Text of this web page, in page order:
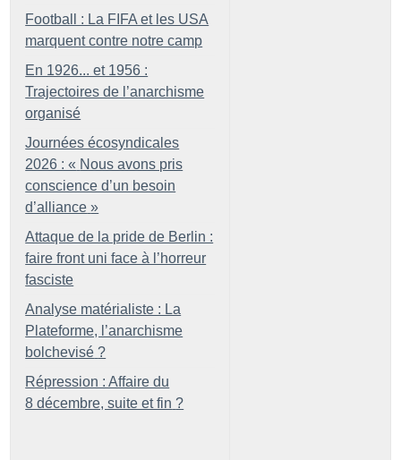
Football : La FIFA et les USA
marquent contre notre camp
En 1926... et 1956 :
Trajectoires de l’anarchisme
organisé
Journées écosyndicales
2026 : « Nous avons pris
conscience d’un besoin
d’alliance »
Attaque de la pride de Berlin :
faire front uni face à l’horreur
fasciste
Analyse matérialiste : La
Plateforme, l’anarchisme
bolchevisé ?
Répression : Affaire du
8 décembre, suite et fin ?